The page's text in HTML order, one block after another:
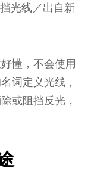
光线／出自新
懂，不会使用
词定义光线，
或阻挡反光，